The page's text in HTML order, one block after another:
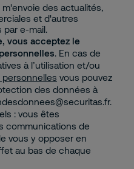
des actualités,
et d'autres
e-mail.
vous acceptez le
. En cas de
à l’utilisation et/ou
vous pouvez
des données à
: vous êtes
communications de
vous y opposer en
au bas de chaque